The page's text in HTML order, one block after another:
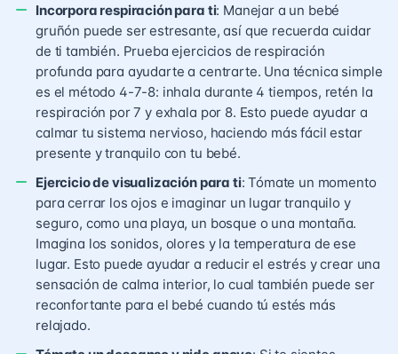
Incorpora respiración para ti: Manejar a un bebé
gruñón puede ser estresante, así que recuerda cuidar
de ti también. Prueba ejercicios de respiración
profunda para ayudarte a centrarte. Una técnica simple
es el método 4-7-8: inhala durante 4 tiempos, retén la
respiración por 7 y exhala por 8. Esto puede ayudar a
calmar tu sistema nervioso, haciendo más fácil estar
presente y tranquilo con tu bebé.
Ejercicio de visualización para ti: Tómate un momento
para cerrar los ojos e imaginar un lugar tranquilo y
seguro, como una playa, un bosque o una montaña.
Imagina los sonidos, olores y la temperatura de ese
lugar. Esto puede ayudar a reducir el estrés y crear una
sensación de calma interior, lo cual también puede ser
reconfortante para el bebé cuando tú estés más
relajado.